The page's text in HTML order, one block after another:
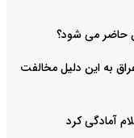
حاضر می شود؟
به این دلیل مخالفت
آمادگی کرد